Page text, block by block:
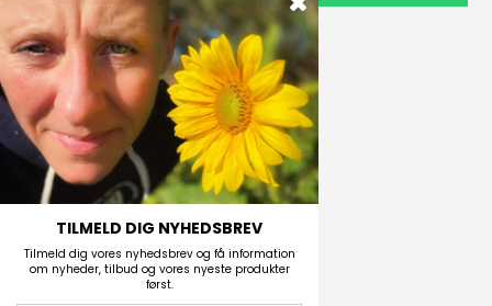
Outdoor i Centrum
Perlegade 44
6400 Sønderborg, Danmark
Telefonnr.
(+45) 74 43 53 55
E-mail
TILMELD DIG NYHEDSBREV
Tilmeld dig vores nyhedsbrev og få information
om nyheder, tilbud og vores nyeste produkter
først.